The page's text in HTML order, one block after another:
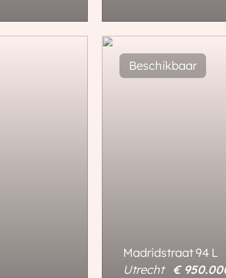
95 m²
Madridstraat94 L
Utrecht
€